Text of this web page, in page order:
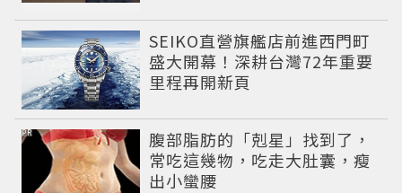
SEIKO直營旗艦店前進西門町
盛大開幕！深耕台灣72年重要
里程再開新頁
腹部脂肪的「剋星」找到了，
常吃這幾物，吃走大肚囊，瘦
出小蠻腰
PR